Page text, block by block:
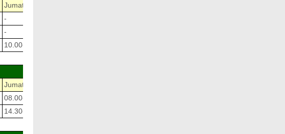
Jumat
-
-
10.00-12.30
Jumat
08.00-14.00
14.30-16.30